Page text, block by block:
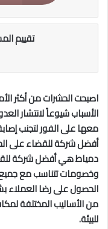
تقييم
اصبحت الحشرات من أكثر
الأسباب شيوعاً لانتشار
معها على الفور لتجنب
أفضل شركة للقضاء على
دمياطهي أفضل شركة
وخصومات تتناسب مع
الحصول على رضا
من الأساليب المختلفة
للبيئة.